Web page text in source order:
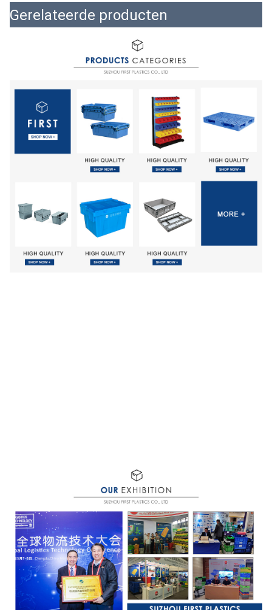
Gerelateerde producten